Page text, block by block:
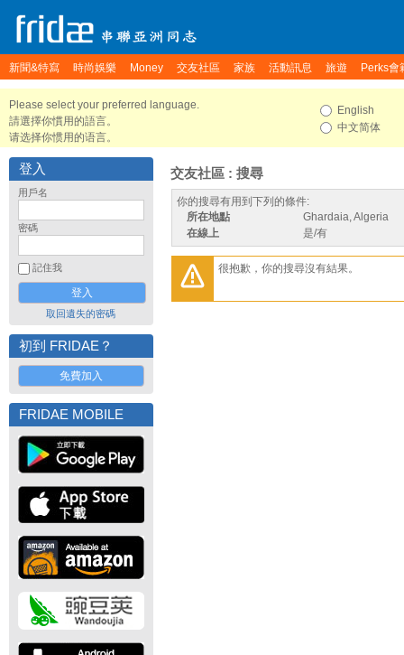
新聞&特寫 時尚娛樂 Money 交友社區 家族 活動訊息 旅遊 Perks會
Please select your preferred language.
請選擇你慣用的語言。
请选择你惯用的语言。
English
中文简体
登入
用戶名
密碼
記住我
取回遺失的密碼
初到 FRIDAE？
免費加入
FRIDAE MOBILE
交友社區 : 搜尋
你的搜尋有用到下列的條件:
所在地點
Ghardaia, Algeria
在線上
是/有
很抱歉，你的搜尋沒有結果。